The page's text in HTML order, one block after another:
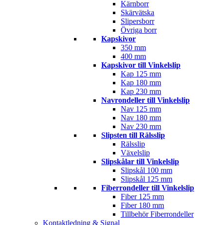
Kärnborr
Skärvätska
Slipersborr
Övriga borr
Kapskivor
350 mm
400 mm
Kapskivor till Vinkelslip
Kap 125 mm
Kap 180 mm
Kap 230 mm
Navrondeller till Vinkelslip
Nav 125 mm
Nav 180 mm
Nav 230 mm
Slipsten till Rälsslip
Rälsslip
Växelslip
Slipskålar till Vinkelslip
Slipskål 100 mm
Slipskål 125 mm
Fiberrondeller till Vinkelslip
Fiber 125 mm
Fiber 180 mm
Tillbehör Fiberrondeller
Kontaktledning & Signal